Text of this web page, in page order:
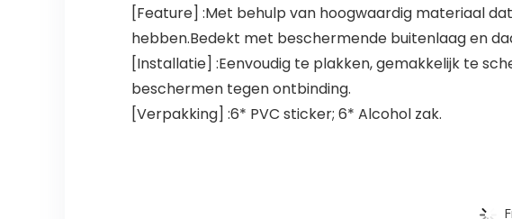
[Feature] :Met behulp van hoogwaardig materiaal
hebben.Bedekt met beschermende buitenlaag en
[Installatie] :Eenvoudig te plakken, gemakkelijk te
beschermen tegen ontbinding.
[Verpakking] :6* PVC sticker; 6* Alcohol zak.